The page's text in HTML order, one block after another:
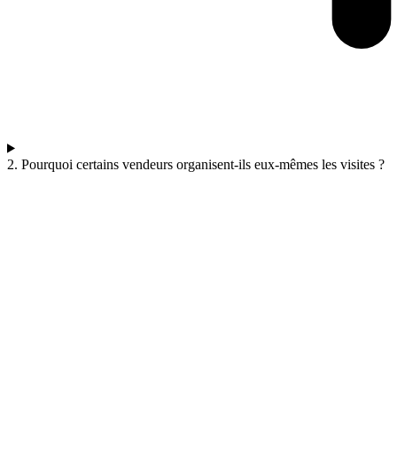
2. Pourquoi certains vendeurs organisent-ils eux-mêmes les visites ?